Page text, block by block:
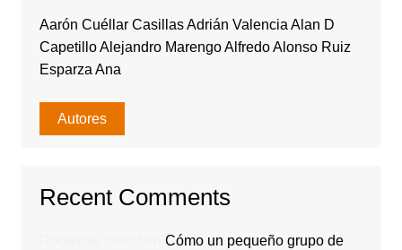
Aarón Cuéllar Casillas Adrián Valencia Alan D
Capetillo Alejandro Marengo Alfredo Alonso Ruiz
Esparza Ana
Autores
Recent Comments
Cómo un pequeño grupo de